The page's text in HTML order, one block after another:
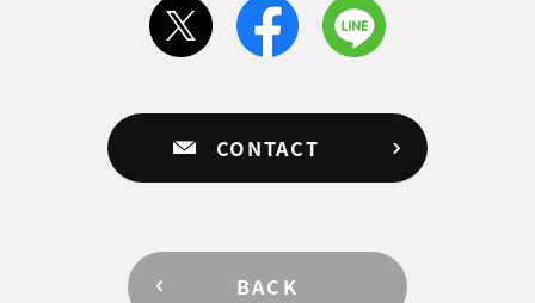
CONTACT
BACK